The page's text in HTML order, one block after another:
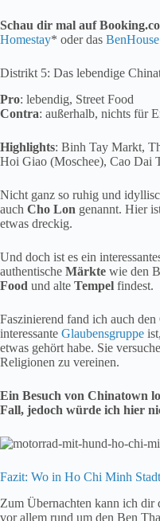
Schau dir mal auf
Homestay* oder das
Distrikt 5: Das lebendige
Pro: lebendig, Street Food
Contra: außerhalb, nichts für
Highlights: Binh Tay Markt,
Hoi Giao (Moschee), Cao Dai
Nicht ganz so ruhig und
auch Cho Lon genannt. Hier
etwas dreckig.
Und doch ist es ein
authentische Märkte wie den
Food und alte Tempel findest.
Faszinierend fand ich auch
interessante Glaubensgruppe
etwas gehört habe. Sie
Religionen zu vereinen.
Ein Besuch von Chinatown
Fall, jedoch würde ich hier
Fazit: Wo in Ho Chi Minh
Zum Übernachten kann ich dir
vor allem rund um den Ben